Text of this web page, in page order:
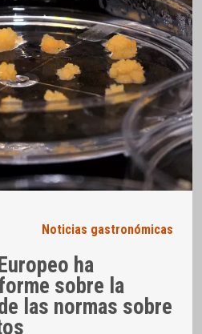
Noticias gastronómicas
ha
sobre la
las normas sobre